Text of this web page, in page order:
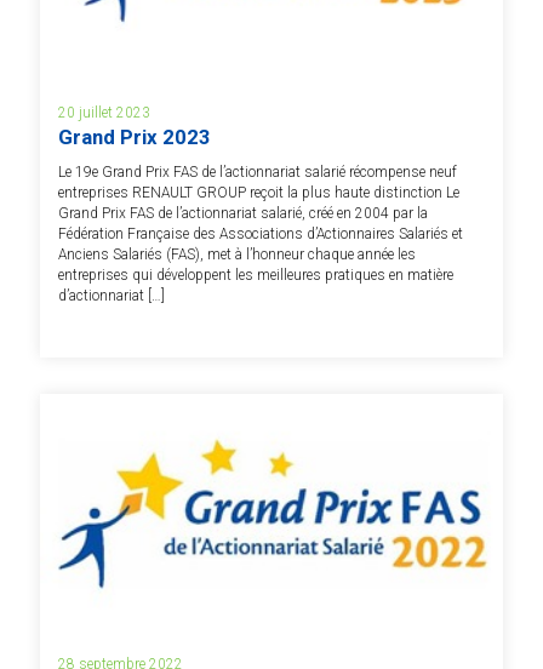
20 juillet 2023
Grand Prix 2023
Le 19e Grand Prix FAS de l’actionnariat salarié récompense neuf
entreprises RENAULT GROUP reçoit la plus haute distinction Le
Grand Prix FAS de l’actionnariat salarié, créé en 2004 par la
Fédération Française des Associations d’Actionnaires Salariés et
Anciens Salariés (FAS), met à l’honneur chaque année les
entreprises qui développent les meilleures pratiques en matière
d’actionnariat […]
28 septembre 2022